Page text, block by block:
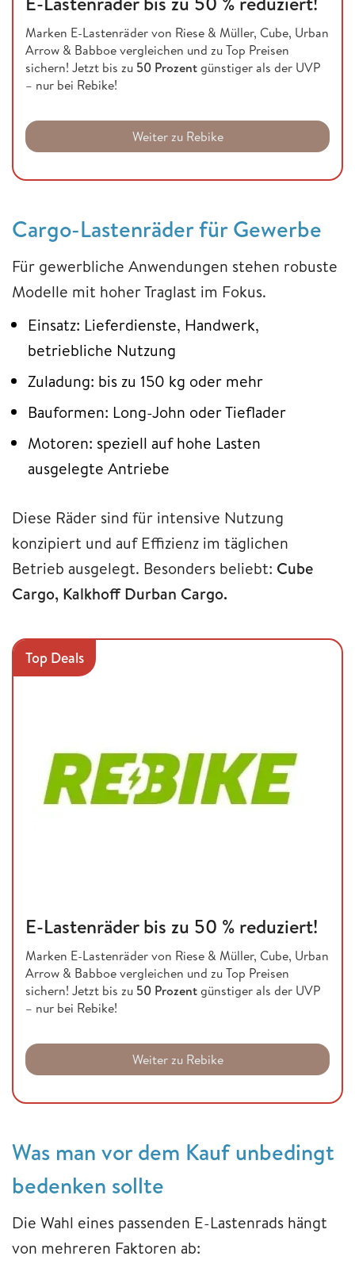
Marken E-Lastenräder von Riese & Müller, Cube, Urban
Arrow & Babboe vergleichen und zu Top Preisen
sichern! Jetzt bis zu 50 Prozentgünstiger als der UVP
– nur bei Rebike!
Weiter zu Rebike
Cargo-Lastenräder für Gewerbe
Für gewerbliche Anwendungen stehen robuste
Modelle mit hoher Traglast im Fokus.
Einsatz: Lieferdienste, Handwerk,
betriebliche Nutzung
Zuladung: bis zu 150 kg oder mehr
Bauformen: Long-John oder Tieflader
Motoren: speziell auf hohe Lasten
ausgelegte Antriebe
Diese Räder sind für intensive Nutzung
konzipiert und auf Effizienz im täglichen
Betrieb ausgelegt. Besonders beliebt: Cube
Cargo, Kalkhoff Durban Cargo.
Top Deals
E-Lastenräder bis zu 50 % reduziert!
Marken E-Lastenräder von Riese & Müller, Cube, Urban
Arrow & Babboe vergleichen und zu Top Preisen
sichern! Jetzt bis zu 50 Prozentgünstiger als der UVP
– nur bei Rebike!
Weiter zu Rebike
Was man vor dem Kauf unbedingt
bedenken sollte
Die Wahl eines passenden E-Lastenrads hängt
von mehreren Faktoren ab: